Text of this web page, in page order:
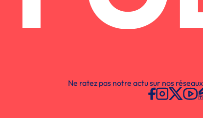
Ne ratez pas notre actu sur nos